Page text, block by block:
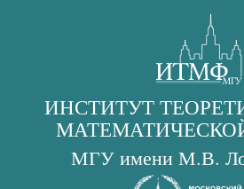
ИНСТИТУТ
МГУ имени М.В.